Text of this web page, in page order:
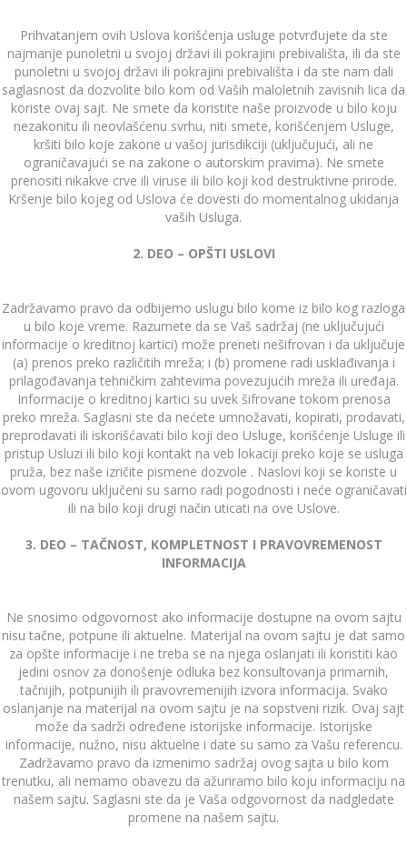
Prihvatanjem ovih Uslova korišćenja usluge potvrđujete da ste
najmanje punoletni u svojoj državi ili pokrajini prebivališta, ili da ste
punoletni u svojoj državi ili pokrajini prebivališta i da ste nam dali
saglasnost da dozvolite bilo kom od Vaših maloletnih zavisnih lica da
koriste ovaj sajt. Ne smete da koristite naše proizvode u bilo koju
nezakonitu ili neovlašćenu svrhu, niti smete, korišćenjem Usluge,
kršiti bilo koje zakone u vašoj jurisdikciji (uključujući, ali ne
ograničavajući se na zakone o autorskim pravima). Ne smete
prenositi nikakve crve ili viruse ili bilo koji kod destruktivne prirode.
Kršenje bilo kojeg od Uslova će dovesti do momentalnog ukidanja
vaših Usluga.
2. DEO – OPŠTI USLOVI
Zadržavamo pravo da odbijemo uslugu bilo kome iz bilo kog razloga
u bilo koje vreme. Razumete da se Vaš sadržaj (ne uključujući
informacije o kreditnoj kartici) može preneti nešifrovan i da uključuje
(a) prenos preko različitih mreža; i (b) promene radi usklađivanja i
prilagođavanja tehničkim zahtevima povezujućih mreža ili uređaja.
Informacije o kreditnoj kartici su uvek šifrovane tokom prenosa
preko mreža. Saglasni ste da nećete umnožavati, kopirati, prodavati,
preprodavati ili iskorišćavati bilo koji deo Usluge, korišćenje Usluge ili
pristup Usluzi ili bilo koji kontakt na veb lokaciji preko koje se usluga
pruža, bez naše izričite pismene dozvole . Naslovi koji se koriste u
ovom ugovoru uključeni su samo radi pogodnosti i neće ograničavati
ili na bilo koji drugi način uticati na ove Uslove.
3. DEO – TAČNOST, KOMPLETNOST I PRAVOVREMENOST
INFORMACIJA
Ne snosimo odgovornost ako informacije dostupne na ovom sajtu
nisu tačne, potpune ili aktuelne. Materijal na ovom sajtu je dat samo
za opšte informacije i ne treba se na njega oslanjati ili koristiti kao
jedini osnov za donošenje odluka bez konsultovanja primarnih,
tačnijih, potpunijih ili pravovremenijih izvora informacija. Svako
oslanjanje na materijal na ovom sajtu je na sopstveni rizik. Ovaj sajt
može da sadrži određene istorijske informacije. Istorijske
informacije, nužno, nisu aktuelne i date su samo za Vašu referencu.
Zadržavamo pravo da izmenimo sadržaj ovog sajta u bilo kom
trenutku, ali nemamo obavezu da ažuriramo bilo koju informaciju na
našem sajtu. Saglasni ste da je Vaša odgovornost da nadgledate
promene na našem sajtu.